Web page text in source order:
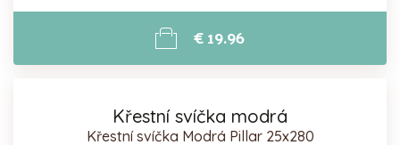
€ 19.96
Křestní svíčka modrá
Křestní svíčka Modrá Pillar 25x280